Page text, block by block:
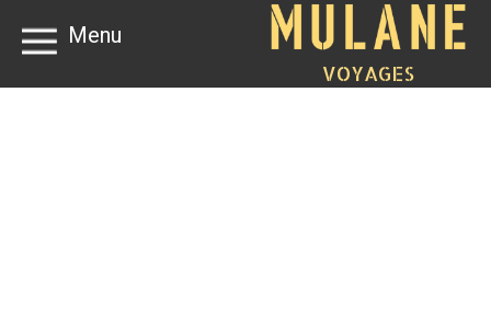
Menu
VOYAGES